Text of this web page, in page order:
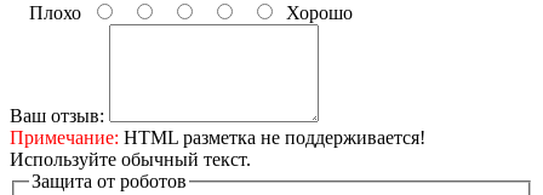
Плохо
Хорошо
Ваш отзыв:
Примечание: HTML разметка не поддерживается!
Используйте обычный текст.
Защита от роботов